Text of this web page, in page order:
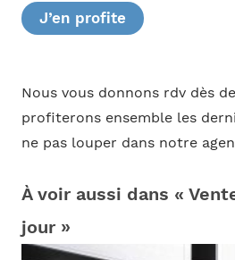
J’en profite
Nous vous donnons rdv dès
profiterons ensemble les
ne pas louper dans notre
À voir aussi dans «
jour »